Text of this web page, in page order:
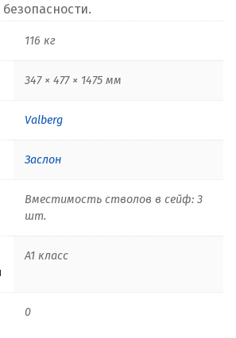
116 кг
347 × 477 × 1475 мм
Valberg
Заслон
Вместимость стволов в сейф: 3
шт.
A1 класс
0